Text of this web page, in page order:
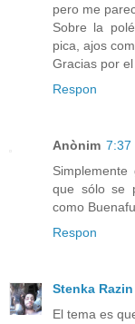
pero me
Sobre la
pica, ajos
Gracias por
Respon
Anònim 7:37
que sólo se
como
Respon
Stenka Razin
El tema es